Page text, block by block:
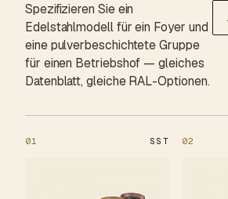
Spezifizieren Sie ein
Edelstahlmodell für ein Foyer und
eine pulverbeschichtete Gruppe
für einen Betriebshof — gleiches
Datenblatt, gleiche RAL-Optionen.
01 SST 02